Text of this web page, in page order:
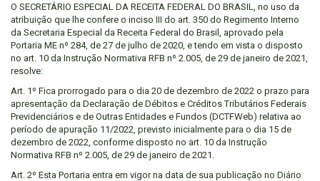
O SECRETÁRIO ESPECIAL DA RECEITA FEDERAL DO BRASIL, no uso da
atribuição que lhe confere o inciso III do art. 350 do Regimento Interno
da Secretaria Especial da Receita Federal do Brasil, aprovado pela
Portaria ME nº 284, de 27 de julho de 2020, e tendo em vista o disposto
no art. 10 da Instrução Normativa RFB nº 2.005, de 29 de janeiro de 2021,
resolve:
Art. 1º Fica prorrogado para o dia 20 de dezembro de 2022 o prazo para
apresentação da Declaração de Débitos e Créditos Tributários Federais
Previdenciários e de Outras Entidades e Fundos (DCTFWeb) relativa ao
período de apuração 11/2022, previsto inicialmente para o dia 15 de
dezembro de 2022, conforme disposto no art. 10 da Instrução
Normativa RFB nº 2.005, de 29 de janeiro de 2021.
Art. 2º Esta Portaria entra em vigor na data de sua publicação no Diário